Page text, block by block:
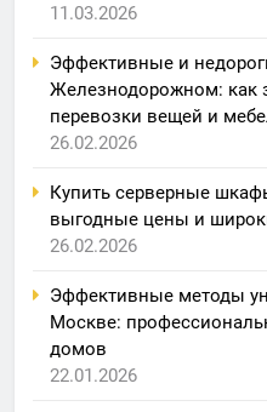
11.03.2026
Эффективные и
Железнодорожном: как
перевозки вещей и
26.02.2026
Купить серверные
выгодные цены и
26.02.2026
Эффективные методы
Москве:
домов
22.01.2026